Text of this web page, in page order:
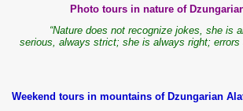
Photo tours in nature of
“Nature does not recognize jokes, she is
serious, always strict; she is always right; errors
Weekend tours in mountains of Dzungarian